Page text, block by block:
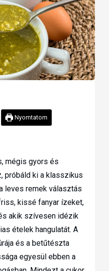
Nyomtatom
mégis gyors és
próbáld ki a klasszikus
leves remek választás
kissé fanyar ízeket,
akik szívesen idézik
ételek hangulatát. A
és a betűtészta
egyesül ebben a